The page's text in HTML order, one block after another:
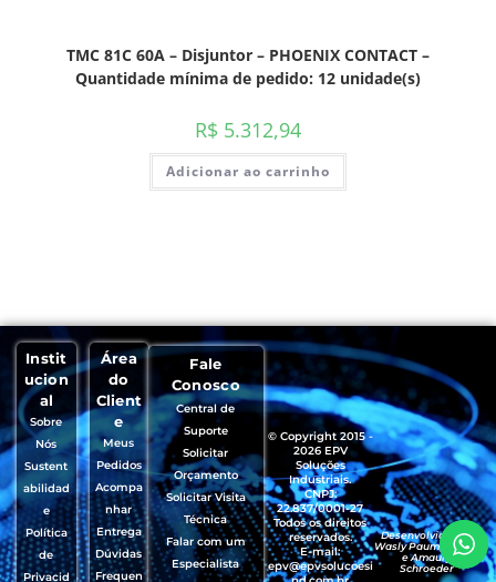
TMC 81C 60A – Disjuntor – PHOENIX CONTACT –
Quantidade mínima de pedido: 12 unidade(s)
R$ 5.312,94
Adicionar ao carrinho
Instit
ucion
al
Sobre
Nós
Sustent
abilidad
e
Política
de
Privacid
Área
do
Client
e
Meus
Pedidos
Acompa
nhar
Entrega
Dúvidas
Frequen
Fale
Conosco
Central de
Suporte
Solicitar
Orçamento
Solicitar Visita
Técnica
Falar com um
Especialista
© Copyright 2015 -
2026 EPV
Soluções
Industriais.
CNPJ:
22.837/0001-27
Todos os direitos
reservados.
E-mail:
epv@epvsolucoesi
Desenvolvido por
Wasly Paumgartten
e Amaury
Schroeder